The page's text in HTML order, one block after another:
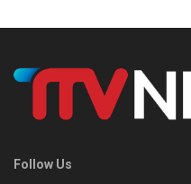
Follow Us